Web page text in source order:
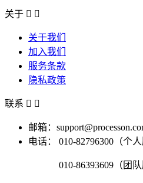
关于  
关于我们
加入我们
服务条款
隐私政策
联系  
邮箱：
电话：
010-82796300（个人
010-86393609（团队